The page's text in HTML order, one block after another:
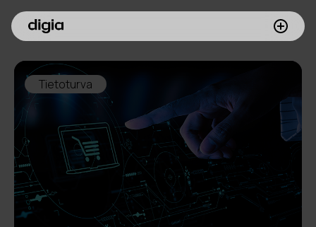
Palvelumme
Asiakkaamme
Inspiroidu
Digia yrityksenä
Sijoittajille
Tietoturva